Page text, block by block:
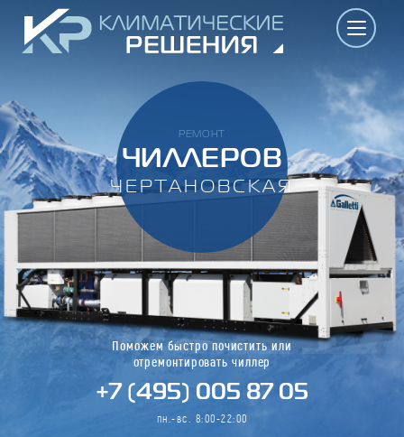
РЕМОНТ
ЧИЛЛЕРОВ
ЧЕРТАНОВСКАЯ
Поможем быстро почистить или
отремонтировать чиллер
+7 (495) 005 87 05
пн.-вс. 8:00-22:00